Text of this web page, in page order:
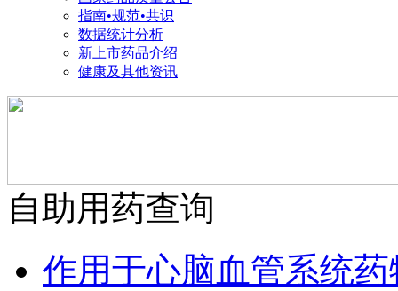
指南•规范•共识
数据统计分析
新上市药品介绍
健康及其他资讯
自助用药查询
作用于心脑血管系统药